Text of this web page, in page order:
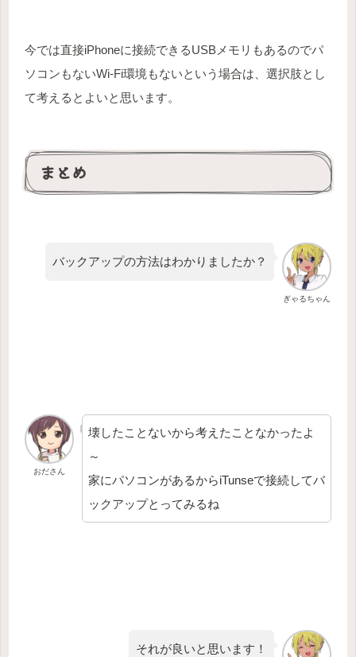
今では直接iPhoneに接続できるUSBメモリもあるのでパ
ソコンもないWi-Fi環境もないという場合は、選択肢とし
て考えるとよいと思います。
まとめ
ぎゃるちゃん
バックアップの方法はわかりましたか？
おださん
壊したことないから考えたことなかったよ
～
家にパソコンがあるからiTunseで接続してバ
ックアップとってみるね
それが良いと思います！